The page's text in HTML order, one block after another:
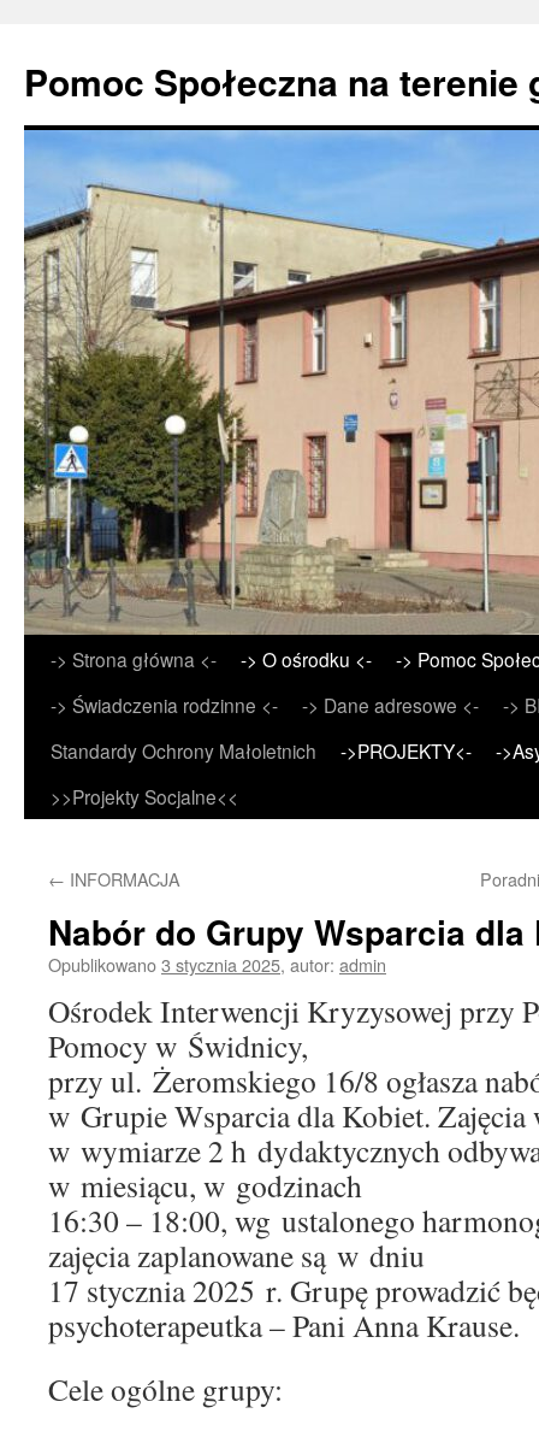
Pomoc Społeczna na terenie
Przejdź
do
treści
-> Strona główna <- -> O ośrodku <-
-> Pomoc
-> Świadczenia rodzinne <-
-> Dane adresowe <-
->
Standardy Ochrony Małoletnich
->PROJEKTY<-
-
>>Projekty Socjalne<<
← INFORMACJA
Nabór do Grupy Wsparcia dla
Opublikowano3 stycznia 2025, autor: admin
Ośrodek Interwencji Kryzysowej przy
Pomocy w Świdnicy,
przy ul. Żeromskiego 16/8 ogłasza
w Grupie Wsparcia dla Kobiet. Zajęcia
w wymiarze 2 h dydaktycznych
w miesiącu, w godzinach
16:30 – 18:00, wg ustalonego
zajęcia zaplanowane są w dniu
17 stycznia 2025 r. Grupę prowadzić
psychoterapeutka – Pani Anna Krause.
Cele ogólne grupy: